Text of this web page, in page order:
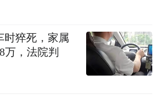
时猝死，家属
万，法院判